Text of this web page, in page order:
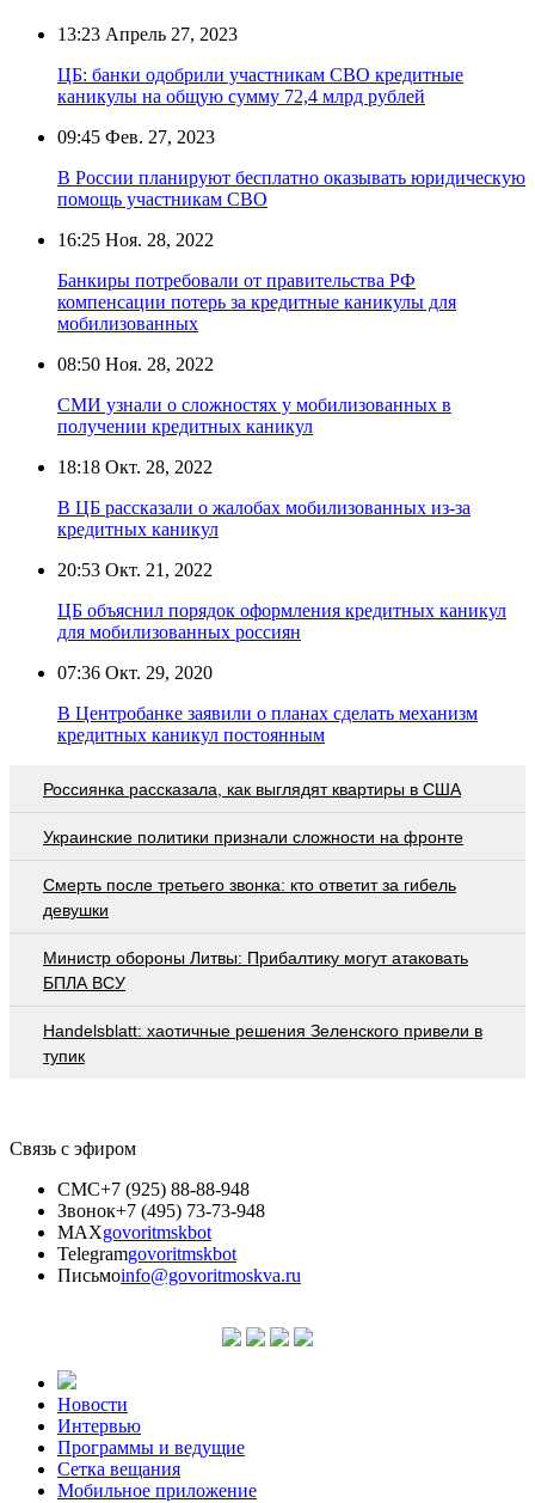
13:23 Апрель 27, 2023
ЦБ: банки одобрили участникам СВО кредитные
каникулы на общую сумму 72,4 млрд рублей
09:45 Фев. 27, 2023
В России планируют бесплатно оказывать юридическую
помощь участникам СВО
16:25 Ноя. 28, 2022
Банкиры потребовали от правительства РФ
компенсации потерь за кредитные каникулы для
мобилизованных
08:50 Ноя. 28, 2022
СМИ узнали о сложностях у мобилизованных в
получении кредитных каникул
18:18 Окт. 28, 2022
В ЦБ рассказали о жалобах мобилизованных из-за
кредитных каникул
20:53 Окт. 21, 2022
ЦБ объяснил порядок оформления кредитных каникул
для мобилизованных россиян
07:36 Окт. 29, 2020
В Центробанке заявили о планах сделать механизм
кредитных каникул постоянным
Россиянка рассказала, как выглядят квартиры в США
Украинские политики признали сложности на фронте
Смерть после третьего звонка: кто ответит за гибель
девушки
Министр обороны Литвы: Прибалтику могут атаковать
БПЛА ВСУ
Handelsblatt: хаотичные решения Зеленского привели в
тупик
Связь с эфиром
СМС+7 (925) 88-88-948
Звонок+7 (495) 73-73-948
MAXgovoritmskbot
Telegramgovoritmskbot
Письмоinfo@govoritmoskva.ru
Новости
Интервью
Программы и ведущие
Сетка вещания
Мобильное приложение